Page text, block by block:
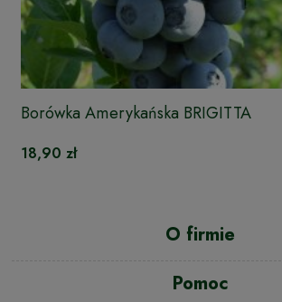
Borówka Amerykańska BRIGITTA
18,90 zł
O firmie
Pomoc